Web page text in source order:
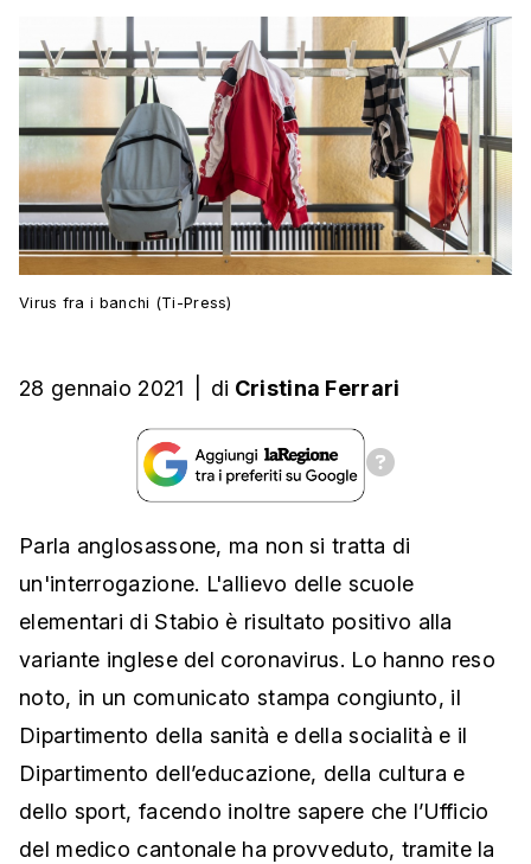
Virus fra i banchi (Ti-Press)
28 gennaio 2021 di Cristina Ferrari
Parla anglosassone, ma non si tratta di
un'interrogazione. L'allievo delle scuole
elementari di Stabio è risultato positivo alla
variante inglese del coronavirus. Lo hanno reso
noto, in un comunicato stampa congiunto, il
Dipartimento della sanità e della socialità e il
Dipartimento dell’educazione, della cultura e
dello sport, facendo inoltre sapere che l’Ufficio
del medico cantonale ha provveduto, tramite la